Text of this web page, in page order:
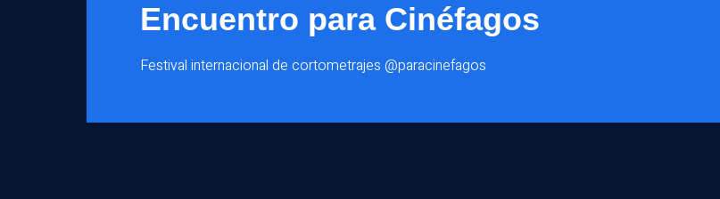
Encuentro para Cinéfagos
Festival internacional de cortometrajes @paracinefagos